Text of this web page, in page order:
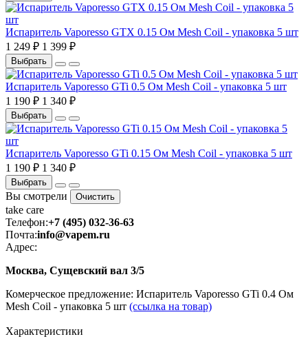
Испаритель Vaporesso GTX 0.15 Ом Mesh Coil - упаковка 5 шт
1 249 ₽ 1 399 ₽
Выбрать
Испаритель Vaporesso GTi 0.5 Ом Mesh Coil - упаковка 5 шт
1 190 ₽ 1 340 ₽
Выбрать
Испаритель Vaporesso GTi 0.15 Ом Mesh Coil - упаковка 5 шт
1 190 ₽ 1 340 ₽
Выбрать
Вы смотрели Очистить
take care
Телефон:+7 (495) 032-36-63
Почта:info@vapem.ru
Адрес:
Москва, Сущевский вал 3/5
Комерческое предложение: Испаритель Vaporesso GTi 0.4 Ом
Mesh Coil - упаковка 5 шт (ссылка на товар)
Характеристики